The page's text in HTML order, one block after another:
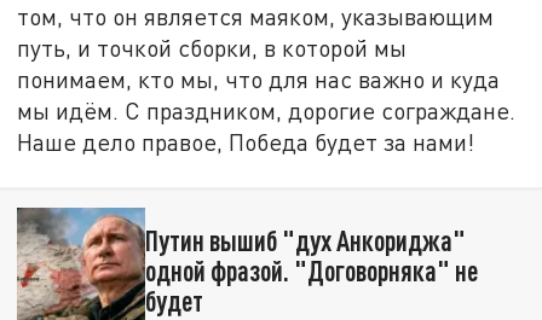
том, что он является маяком, указывающим
путь, и точкой сборки, в которой мы
понимаем, кто мы, что для нас важно и куда
мы идём. С праздником, дорогие сограждане.
Наше дело правое, Победа будет за нами!
Путин вышиб "дух Анкориджа"
одной фразой. "Договорняка" не
будет